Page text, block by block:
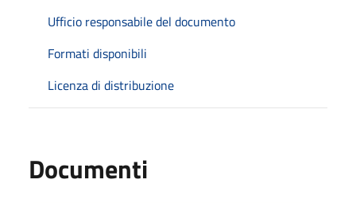
Ufficio responsabile del documento
Formati disponibili
Licenza di distribuzione
Documenti